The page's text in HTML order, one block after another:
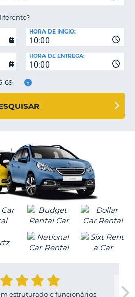
10:00
HORA DE INÍCIO:
10:00
HORA DE ENTREGA:
69
estruturado e funcionários